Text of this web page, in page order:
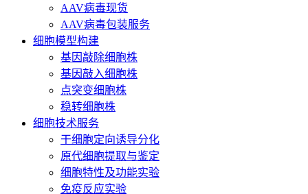
AAV病毒现货
AAV病毒包装服务
细胞模型构建
基因敲除细胞株
基因敲入细胞株
点突变细胞株
稳转细胞株
细胞技术服务
干细胞定向诱导分化
原代细胞提取与鉴定
细胞特性及功能实验
免疫反应实验